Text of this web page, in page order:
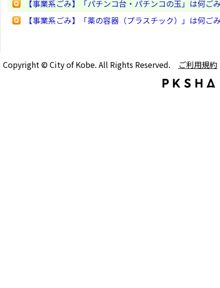
【事業系ごみ】「パチンコ台・パチンコの玉」は何ご
【事業系ごみ】「薬の容器（プラスチック）」は何ご
Copyright © City of Kobe. All Rights Reserved. ご利用規約